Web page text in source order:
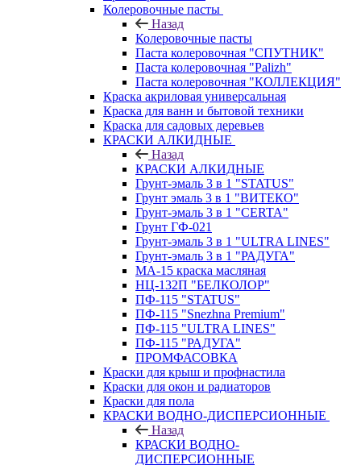
Колеровочные пасты
Назад
Колеровочные пасты
Паста колеровочная "СПУТНИК"
Паста колеровочная "Palizh"
Паста колеровочная "КОЛЛЕКЦИЯ"
Краска акриловая универсальная
Краска для ванн и бытовой техники
Краска для садовых деревьев
КРАСКИ АЛКИДНЫЕ
Назад
КРАСКИ АЛКИДНЫЕ
Грунт-эмаль 3 в 1 "STATUS"
Грунт эмаль 3 в 1 "ВИТЕКО"
Грунт-эмаль 3 в 1 "CERTA"
Грунт ГФ-021
Грунт-эмаль 3 в 1 "ULTRA LINES"
Грунт-эмаль 3 в 1 "РАДУГА"
МА-15 краска масляная
НЦ-132П "БЕЛКОЛОР"
ПФ-115 "STATUS"
ПФ-115 "Snezhna Premium"
ПФ-115 "ULTRA LINES"
ПФ-115 "РАДУГА"
ПРОМФАСОВКА
Краски для крыш и профнастила
Краски для окон и радиаторов
Краски для пола
КРАСКИ ВОДНО-ДИСПЕРСИОННЫЕ
Назад
КРАСКИ ВОДНО-
ДИСПЕРСИОННЫЕ